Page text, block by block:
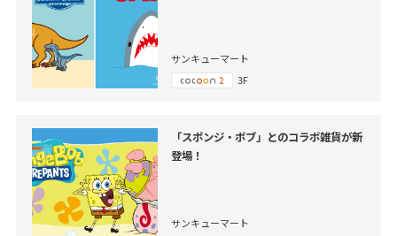
サンキューマート
3F
「スポンジ・ボブ」とのコラボ雑貨が新
登場！
サンキューマート